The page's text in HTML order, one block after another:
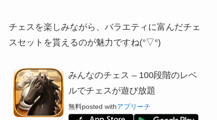
チェスを楽しみながら、バラエティに富んだチェ
スセットを貰えるのが魅力ですね(°▽°)
みんなのチェス – 100段階のレベ
ルでチェスが遊び放題
無料posted withアプリーチ